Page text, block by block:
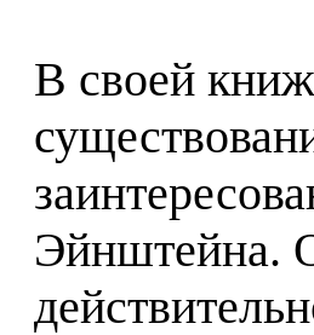
В своей
Эйнштейна.